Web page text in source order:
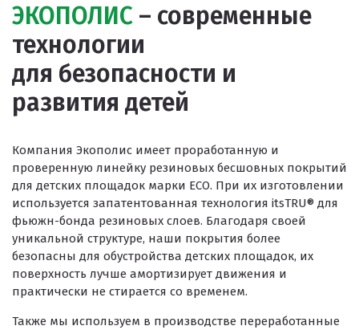
ЭКОПОЛИС – современные
технологии
для безопасности и
развития детей
Компания Экополис имеет проработанную и
проверенную линейку резиновых бесшовных покрытий
для детских площадок марки ECO. При их изготовлении
используется запатентованная технология itsTRU® для
фьюжн-бонда резиновых слоев. Благодаря своей
уникальной структуре, наши покрытия более
безопасны для обустройства детских площадок, их
поверхность лучше амортизирует движения и
практически не стирается со временем.
Также мы используем в производстве переработанные